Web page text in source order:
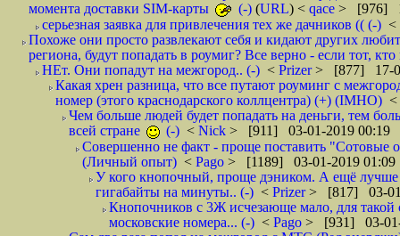
момента доставки SIM-карты
(-) (URL) < qace > [976]
серьезная заявка для привлечения тех же дачников (( (-) <
Похоже они просто развлекают себя и кидают других
региона, будут попадать в роумиг? Все верно - если тот,
НЕт. Они попадут на межгород.. (-) < Prizer> [877] 17-
Какая хрен разница, что все путают роуминг с
номер (этого краснодарского коллцентра) (+) (IMHO) <
Чем больше людей будет попадать на деньги, тем
всей стране
(-) < Nick > [911] 03-01-2019 00:19
Совершенно не факт - проще поставить "Сотовые
(Личный опыт) < Pago > [1189] 03-01-2019 01:09
У кого кнопочный, проще дэником. А ещё лучше
гигабайты на минуты.. (-) < Prizer> [817] 03-
Кнопочников с 3Ж исчезающе мало, для такой
московские номера... (-) < Pago > [931] 03-01-